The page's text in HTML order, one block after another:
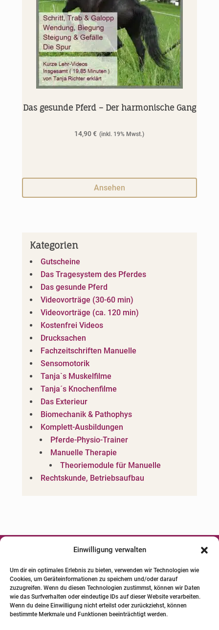
Einwilligung verwalten
Um dir ein optimales Erlebnis zu bieten, verwenden wir Technologien wie
Cookies, um Geräteinformationen zu speichern und/oder darauf
zuzugreifen. Wenn du diesen Technologien zustimmst, können wir Daten
wie das Surfverhalten oder eindeutige IDs auf dieser Website verarbeiten.
Wenn du deine Einwilligung nicht erteilst oder zurückziehst, können
bestimmte Merkmale und Funktionen beeinträchtigt werden.
Das gesunde Pferd – Der harmonische Gang
14,90€
Ansehen
Kategorien
Gutscheine
Das Tragesystem des Pferdes
Das gesunde Pferd
Videovorträge (30-60 min)
Videovorträge (ca. 120 min)
Kostenfrei Videos
Drucksachen
Fachzeitschriften Manuelle
Sensomotorik
Tanja`s Muskelfilme
Tanja´s Knochenfilme
Das Exterieur
Biomechanik & Pathophys
Komplett-Ausbildungen
Pferde-Physio-Trainer
Manuelle Therapie
Theoriemodule für Manuelle
Rechtskunde, Betriebsaufbau

© 2024 INSTITUT FÜR PFERDE-
PHYSIOTHERAPIE GBR. Alle Bilder und Texte
unterliegen dem Urheberrecht.